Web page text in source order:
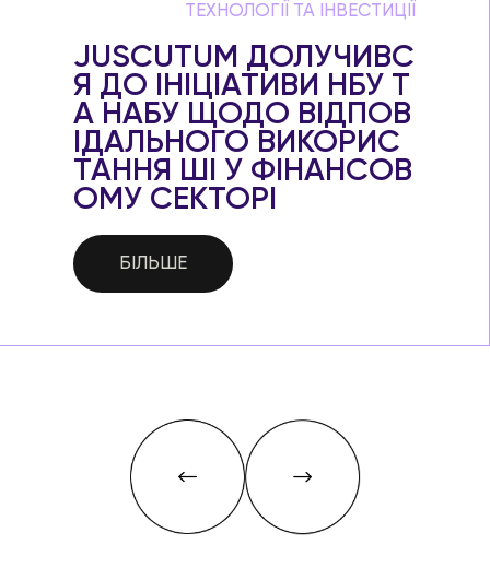
ТЕХНОЛОГІЇ ТА ІНВЕСТИЦІЇ
JUSCUTUM ДОЛУЧИВС
Я ДО ІНІЦІАТИВИ НБУ Т
А НАБУ ЩОДО ВІДПОВ
ІДАЛЬНОГО ВИКОРИС
ТАННЯ ШІ У ФІНАНСОВ
ОМУ СЕКТОРІ
БІЛЬШЕ